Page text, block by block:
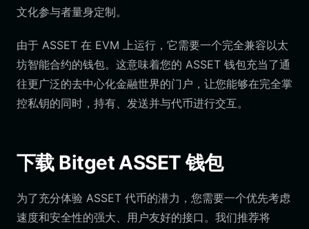
文化参与者量身定制。
由于 ASSET 在 EVM 上运行，它需要一个完全兼容以太
坊智能合约的钱包。这意味着您的 ASSET 钱包充当了通
往更广泛的去中心化金融世界的门户，让您能够在完全掌
控私钥的同时，持有、发送并与代币进行交互。
下载 Bitget ASSET 钱包
为了充分体验 ASSET 代币的潜力，您需要一个优先考虑
速度和安全性的强大、用户友好的接口。我们推荐将